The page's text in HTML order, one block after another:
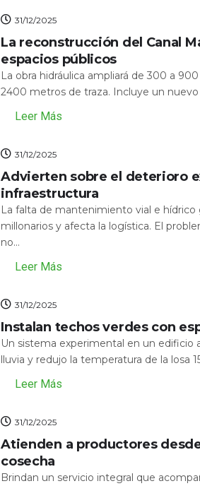
31/12/2025
La reconstrucción del Canal
espacios públicos
La obra hidráulica ampliará de 300 a
2400 metros de traza. Incluye un
Leer Más
31/12/2025
Advierten sobre el deterioro
infraestructura
La falta de mantenimiento vial e
millonarios y afecta la logística. El
no...
Leer Más
31/12/2025
Instalan techos verdes con
Un sistema experimental en un edificio
lluvia y redujo la temperatura de la losa
Leer Más
31/12/2025
Atienden a productores
cosecha
Brindan un servicio integral que